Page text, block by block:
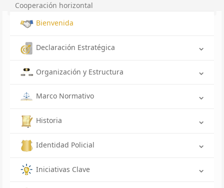
Cooperación horizontal
Bienvenida
Declaración Estratégica
Organización y Estructura
Marco Normativo
Historia
Identidad Policial
Iniciativas Clave